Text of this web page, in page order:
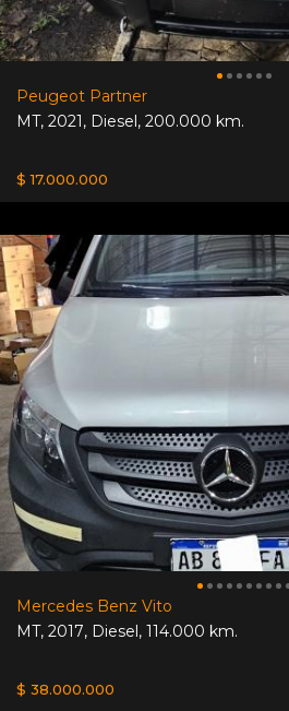
Peugeot Partner
MT, 2021, Diesel, 200.000 km.
$ 17.000.000
Mercedes Benz Vito
MT, 2017, Diesel, 114.000 km.
$ 38.000.000